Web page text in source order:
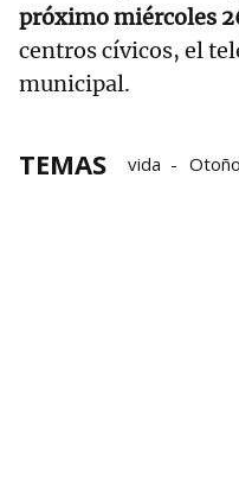
próximo miércoles
centros cívicos, el
municipal.
TEMAS vida Otoño